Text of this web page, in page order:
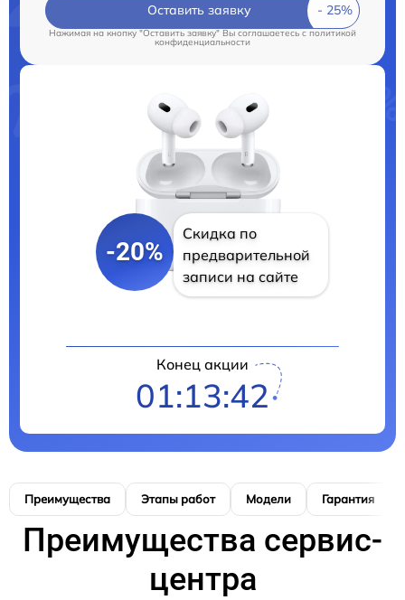
Оставить заявку
Нажимая на кнопку "Оставить заявку" Вы соглашаетесь cполитикой
конфиденциальности
-20%
Скидка по
предварительной
записи на сайте
Конец акции
01:13:41
Преимущества Этапы работ Модели Гарантия
Преимущества сервис-
центра